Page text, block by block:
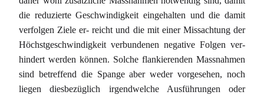
die reduzierte Geschwindigkeit eingehalten und die damit
verfolgen Ziele er- reicht und die mit einer Missachtung der
Höchstgeschwindigkeit verbundenen negative Folgen ver-
hindert werden können. Solche flankierenden Massnahmen
sind betreffend die Spange aber weder vorgesehen, noch
liegen diesbezüglich irgendwelche Ausführungen oder